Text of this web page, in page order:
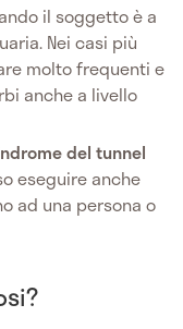
il soggetto è a
Nei casi più
molto frequenti e
anche a livello
del tunnel
eseguire anche
ad una persona o